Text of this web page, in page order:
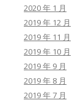
2020 年 1 月
2019 年 12 月
2019 年 11 月
2019 年 10 月
2019 年 9 月
2019 年 8 月
2019 年 7 月